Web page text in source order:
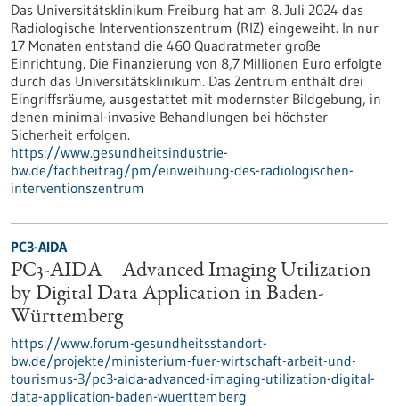
Das Universitätsklinikum Freiburg hat am 8. Juli 2024 das
Radiologische Interventionszentrum (RIZ) eingeweiht. In nur
17 Monaten entstand die 460 Quadratmeter große
Einrichtung. Die Finanzierung von 8,7 Millionen Euro erfolgte
durch das Universitätsklinikum. Das Zentrum enthält drei
Eingriffsräume, ausgestattet mit modernster Bildgebung, in
denen minimal-invasive Behandlungen bei höchster
Sicherheit erfolgen.
https://www.gesundheitsindustrie-
bw.de/fachbeitrag/pm/einweihung-des-radiologischen-
interventionszentrum
PC3-AIDA
PC3-AIDA – Advanced Imaging Utilization
by Digital Data Application in Baden-
Württemberg
https://www.forum-gesundheitsstandort-
bw.de/projekte/ministerium-fuer-wirtschaft-arbeit-und-
tourismus-3/pc3-aida-advanced-imaging-utilization-digital-
data-application-baden-wuerttemberg